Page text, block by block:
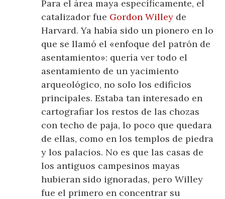
Para el área maya específicamente, el
catalizador fue Gordon Willey de
Harvard. Ya había sido un pionero en lo
que se llamó el «enfoque del patrón de
asentamiento»: quería ver todo el
asentamiento de un yacimiento
arqueológico, no solo los edificios
principales. Estaba tan interesado en
cartografiar los restos de las chozas
con techo de paja, lo poco que quedara
de ellas, como en los templos de piedra
y los palacios. No es que las casas de
los antiguos campesinos mayas
hubieran sido ignoradas, pero Willey
fue el primero en concentrar su